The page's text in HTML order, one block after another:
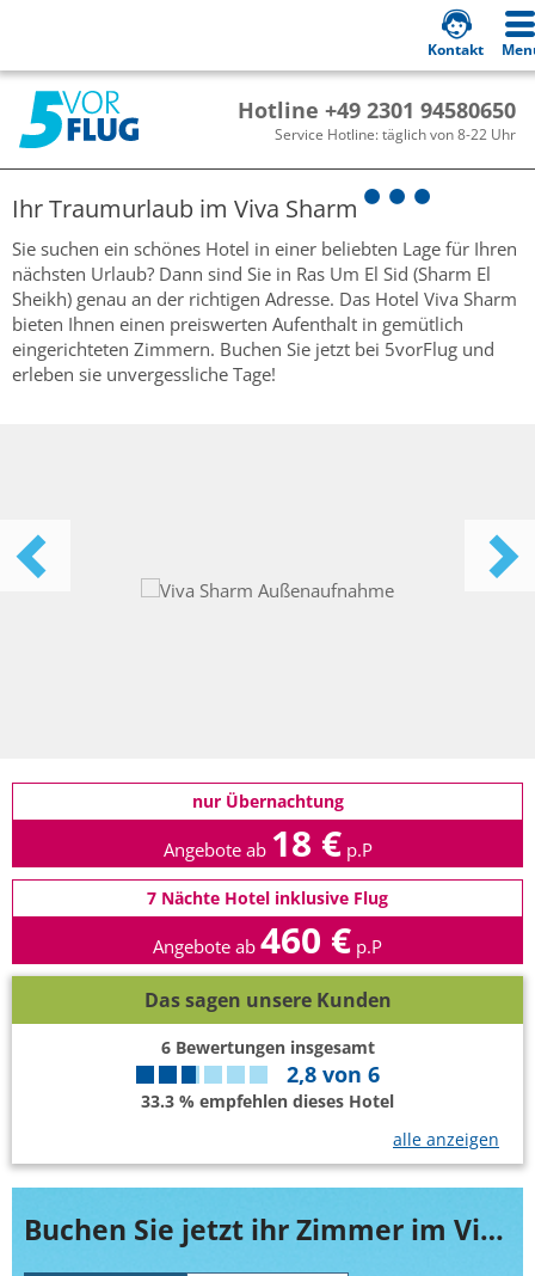
Hotline +49 2301 94580650
Service Hotline: täglich von 8-22 Uhr
Kontakt
Ihr Traumurlaub im Viva Sharm
Sie suchen ein schönes Hotel in einer beliebten Lage für Ihren
nächsten Urlaub? Dann sind Sie in Ras Um El Sid (Sharm El
Sheikh) genau an der richtigen Adresse. Das Hotel Viva Sharm
bieten Ihnen einen preiswerten Aufenthalt in gemütlich
eingerichteten Zimmern. Buchen Sie jetzt bei 5vorFlug und
erleben sie unvergessliche Tage!
nur Übernachtung
Angebote ab 18 € p.P
7 Nächte Hotel inklusive Flug
Angebote ab 460 € p.P
Das sagen unsere Kunden
6Bewertungen insgesamt
2,8 von 6
33.3 % empfehlen dieses Hotel
alle anzeigen
Buchen Sie jetzt ihr Zimmer im Viva Sharm